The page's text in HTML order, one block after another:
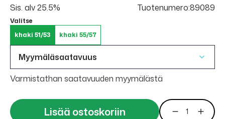
Sis. alv 25.5% Tuotenumero:89089
Valitse
khaki 51/53
khaki 55/57
Myymäläsaatavuus
Varmistathan saatavuuden myymälästä
Lisää ostoskoriin